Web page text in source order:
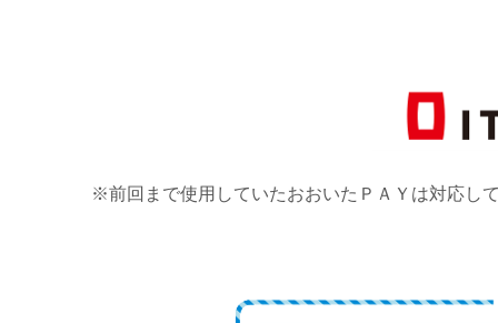
※前回まで使用していたおおいたＰＡＹは対応し